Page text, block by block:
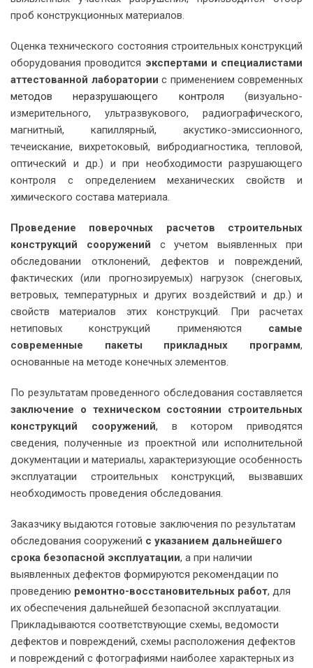
проб конструкционных материалов.
Оценка технического состояния строительных конструкций
оборудования проводится экспертами и специалистами
аттестованной лаборатории с применением современных
методов неразрушающего контроля (визуально-
измерительного, ультразвукового, радиографического,
магнитный, капиллярный, акустико-эмиссионного,
течеискание, вихретоковый, вибродиагностика, тепловой,
оптический и др.) и при необходимости разрушающего
контроля с определением механических свойств и
химического состава материала.
Проведение поверочных расчетов строительных
конструкций сооружений с учетом выявленных при
обследовании отклонений, дефектов и повреждений,
фактических (или прогнозируемых) нагрузок (снеговых,
ветровых, температурных и других воздействий и др.) и
свойств материалов этих конструкций. При расчетах
нетиповых конструкций применяются самые
современные пакеты прикладных программ,
основанные на методе конечных элементов.
По результатам проведенного обследования составляется
заключение о техническом состоянии строительных
конструкций сооружений, в котором приводятся
сведения, полученные из проектной или исполнительной
документации и материалы, характеризующие особенность
эксплуатации строительных конструкций, вызвавших
необходимость проведения обследования.
Заказчику выдаются готовые заключения по результатам
обследования сооружений с указанием дальнейшего
срока безопасной эксплуатации, а при наличии
выявленных дефектов формируются рекомендации по
проведению ремонтно-восстановительных работ, для
их обеспечения дальнейшей безопасной эксплуатации.
Прикладываются соответствующие схемы, ведомости
дефектов и повреждений, схемы расположения дефектов
и повреждений с фотографиями наиболее характерных из